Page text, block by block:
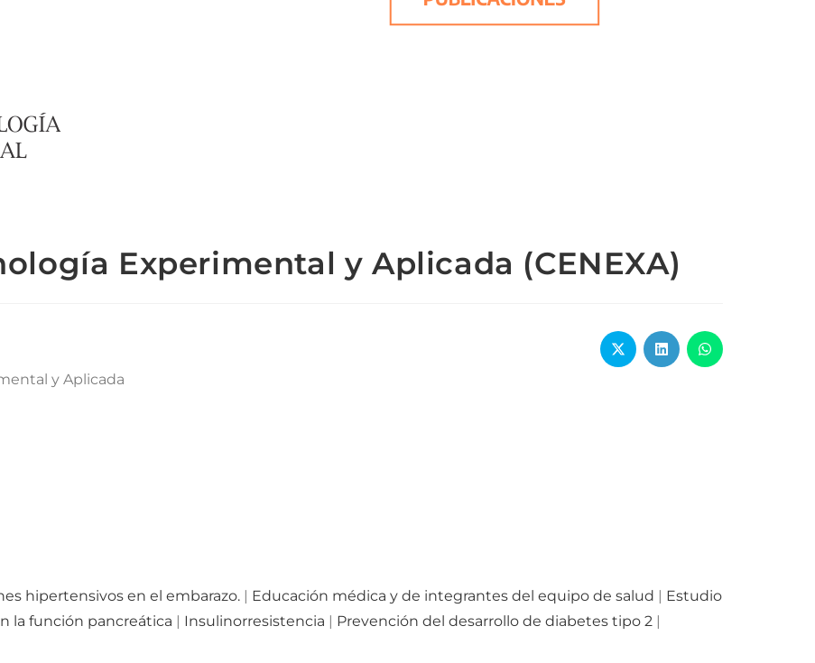
Experimental y Aplicada (CENEXA)
y Aplicada
hipertensivos en el embarazo. | Educación médica y de integrantes del equipo de salud | Estudio
la función pancreática | Insulinorresistencia | Prevención del desarrollo de diabetes tipo 2 |